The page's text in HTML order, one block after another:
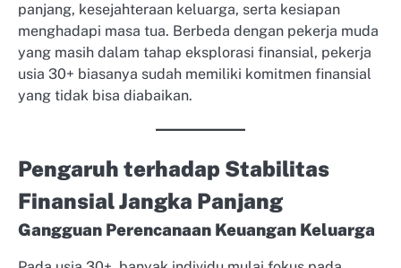
panjang, kesejahteraan keluarga, serta kesiapan
menghadapi masa tua. Berbeda dengan pekerja muda
yang masih dalam tahap eksplorasi finansial, pekerja
usia 30+ biasanya sudah memiliki komitmen finansial
yang tidak bisa diabaikan.
Pengaruh terhadap Stabilitas
Finansial Jangka Panjang
Gangguan Perencanaan Keuangan Keluarga